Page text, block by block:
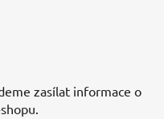
zasílat informace o